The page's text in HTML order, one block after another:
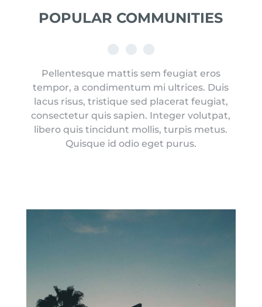
POPULAR COMMUNITIES
Pellentesque mattis sem feugiat eros
tempor, a condimentum mi ultrices. Duis
lacus risus, tristique sed placerat feugiat,
consectetur quis sapien. Integer volutpat,
libero quis tincidunt mollis, turpis metus.
Quisque id odio eget purus.